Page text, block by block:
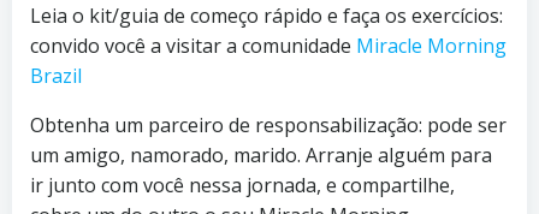
Leia o kit/guia de começo rápido e faça os exercícios:
convido você a visitar a comunidade Miracle Morning
Brazil
Obtenha um parceiro de responsabilização: pode ser
um amigo, namorado, marido. Arranje alguém para
ir junto com você nessa jornada, e compartilhe,